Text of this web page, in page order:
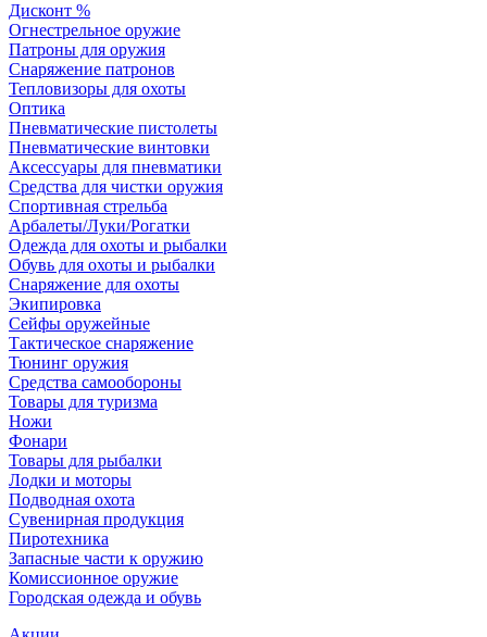
Дисконт %
Огнестрельное оружие
Патроны для оружия
Снаряжение патронов
Тепловизоры для охоты
Оптика
Пневматические пистолеты
Пневматические винтовки
Аксессуары для пневматики
Средства для чистки оружия
Спортивная стрельба
Арбалеты/Луки/Рогатки
Одежда для охоты и рыбалки
Обувь для охоты и рыбалки
Снаряжение для охоты
Экипировка
Сейфы оружейные
Тактическое снаряжение
Тюнинг оружия
Средства самообороны
Товары для туризма
Ножи
Фонари
Товары для рыбалки
Лодки и моторы
Подводная охота
Сувенирная продукция
Пиротехника
Запасные части к оружию
Комиссионное оружие
Городская одежда и обувь